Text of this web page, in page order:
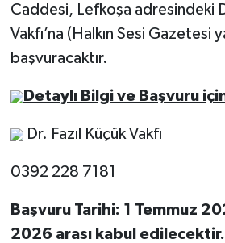
Caddesi, Lefkoşa adresindeki
Vakfı’na (Halkın Sesi Gazetesi
başvuracaktır.
Detaylı Bilgi ve Başvuru
Dr. Fazıl Küçük Vakfı
0392 228 7181
Başvuru Tarihi: 1 Temmuz
2026 arası kabul edilecektir.